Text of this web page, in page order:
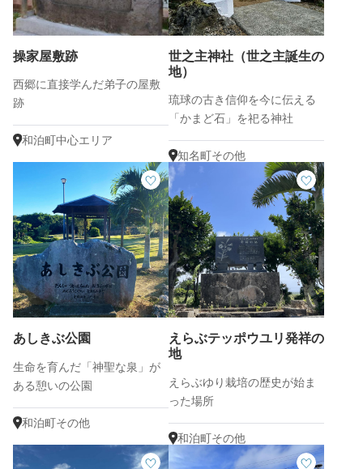
操家屋敷跡
西郷に直接学んだ弟子の屋敷
跡
和泊町中心エリア
世之主神社（世之主誕生の
地）
琉球の古き信仰を今に伝える
「かまど石」を祀る神社
知名町その他
あしきぶ公園
生命を育んだ「神聖な泉」が
ある憩いの公園
和泊町その他
えらぶテッポウユリ発祥の
地
えらぶゆり栽培の歴史が始ま
った場所
和泊町その他